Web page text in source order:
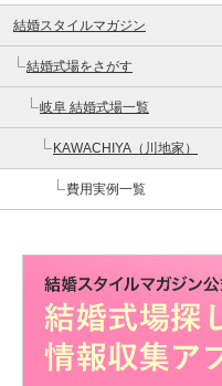
結婚スタイルマガジン
結婚式場をさがす
岐阜 結婚式場一覧
KAWACHIYA（川地家）
費用実例一覧